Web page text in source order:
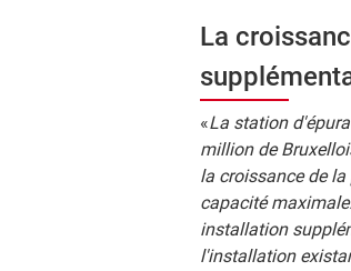
La
«La station
million de
la croissance de
capacité
installation
l'installation